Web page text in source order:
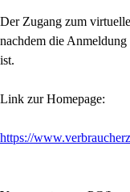
Der Zugang zum
nachdem die
ist.
Link zur Homepage:
https://